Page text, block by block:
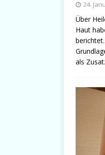
24.
Über
Haut
als